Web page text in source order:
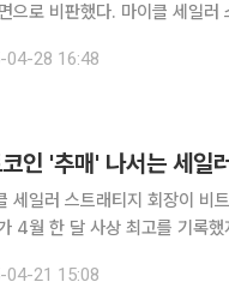
으로 비판했다. 마이클 세일러
04-28 16:48
인 '추매' 나서는 세
세일러 스트래티지 회장이 비
4월 한 달 사상 최고를 기록
04-21 15:08